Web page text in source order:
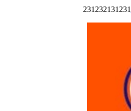
231232131231